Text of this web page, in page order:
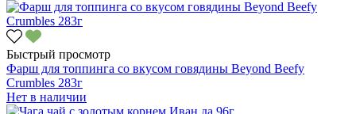
Быстрый просмотр
Фарш для топпинга со вкусом говядины Beyond Beefy
Crumbles 283г
Нет в наличии